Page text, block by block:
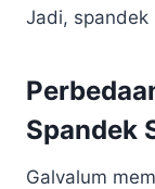
Jadi, spandek
Spandek
Galvalum